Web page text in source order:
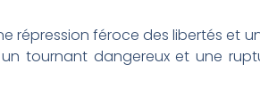
répression féroce des libertés et
tournant dangereux et une